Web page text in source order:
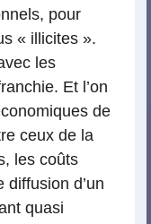
pour
« illicites ».
les
Et l’on
de
ceux de la
les coûts
d’un
quasi